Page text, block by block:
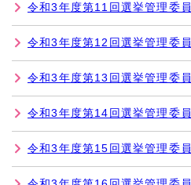
令和3年度第11回選挙管理委
令和3年度第12回選挙管理委
令和3年度第13回選挙管理委
令和3年度第14回選挙管理委
令和3年度第15回選挙管理委